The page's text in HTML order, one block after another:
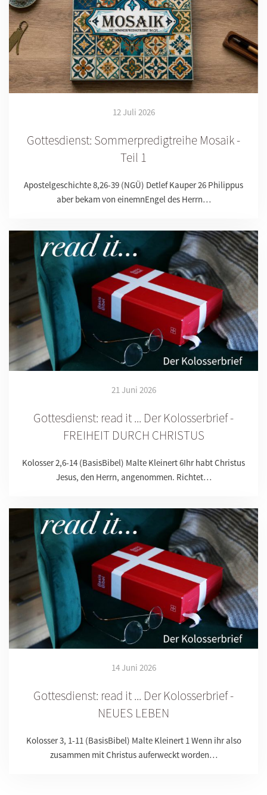
12 Juli 2026
Gottesdienst: Sommerpredigtreihe Mosaik -
Teil 1
Apostelgeschichte 8,26-39 (NGÜ) Detlef Kauper 26 Philippus
aber bekam von einemnEngel des Herrn…
21 Juni 2026
Gottesdienst: read it ... Der Kolosserbrief -
FREIHEIT DURCH CHRISTUS
Kolosser 2,6-14 (BasisBibel) Malte Kleinert 6Ihr habt Christus
Jesus, den Herrn, angenommen. Richtet…
14 Juni 2026
Gottesdienst: read it ... Der Kolosserbrief -
NEUES LEBEN
Kolosser 3, 1-11 (BasisBibel) Malte Kleinert 1 Wenn ihr also
zusammen mit Christus auferweckt worden…